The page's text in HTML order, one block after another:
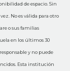
de espacio. Sin
No es válida para otro
o sus familias
en los últimos 30
y no puede
Esta institución